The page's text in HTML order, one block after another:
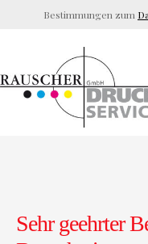
Bestimmungen zum
Sehr geehrter